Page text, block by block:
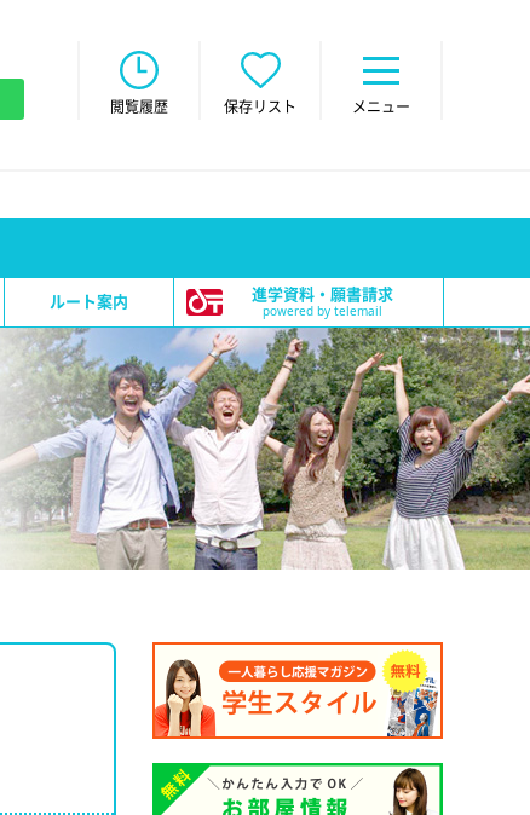
閲覧履歴 保存リスト メニュー
ルート案内 進学資料・願書請求
powered by telemail